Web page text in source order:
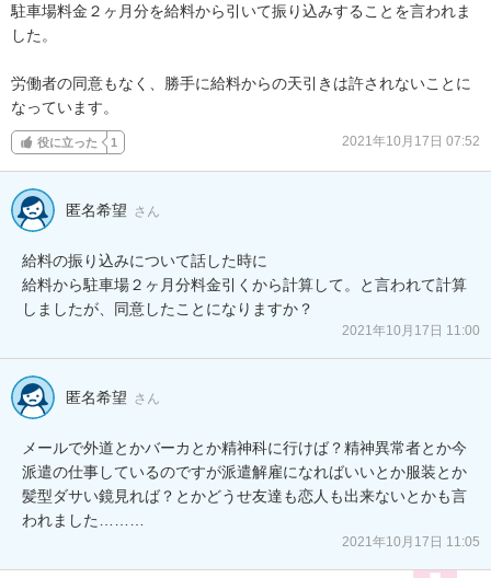
駐車場料金２ヶ月分を給料から引いて振り込みすることを言われま
した。
労働者の同意もなく、勝手に給料からの天引きは許されないことに
なっています。
役に立った 1 2021年10月17日 07:52
匿名希望 さん
給料の振り込みについて話した時に
給料から駐車場２ヶ月分料金引くから計算して。と言われて計算
しましたが、同意したことになりますか？
2021年10月17日 11:00
匿名希望 さん
メールで外道とかバーカとか精神科に行けば？精神異常者とか今
派遣の仕事しているのですが派遣解雇になればいいとか服装とか
髪型ダサい鏡見れば？とかどうせ友達も恋人も出来ないとかも言
われました………
2021年10月17日 11:05